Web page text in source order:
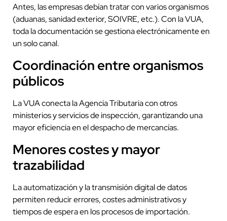
Antes, las empresas debían tratar con varios organismos
(aduanas, sanidad exterior, SOIVRE, etc.). Con la VUA,
toda la documentación se gestiona electrónicamente en
un solo canal.
Coordinación entre organismos
públicos
La VUA conecta la Agencia Tributaria con otros
ministerios y servicios de inspección, garantizando una
mayor eficiencia en el despacho de mercancías.
Menores costes y mayor
trazabilidad
La automatización y la transmisión digital de datos
permiten reducir errores, costes administrativos y
tiempos de espera en los procesos de importación.